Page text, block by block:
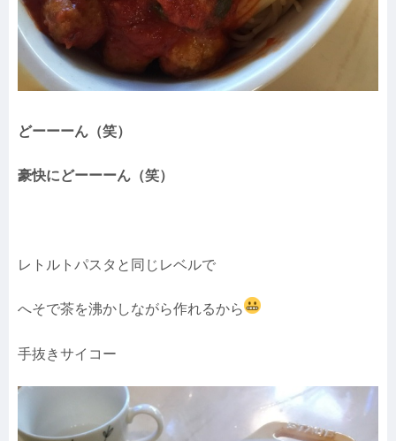
どーーーん（笑）
豪快にどーーーん（笑）
レトルトパスタと同じレベルで
へそで茶を沸かしながら作れるから
手抜きサイコー